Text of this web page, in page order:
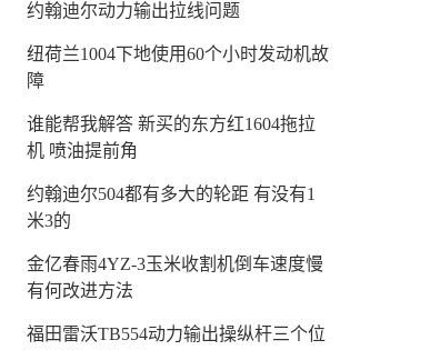
约翰迪尔动力输出拉线问题
纽荷兰1004下地使用60个小时发动机故
障
谁能帮我解答 新买的东方红1604拖拉
机 喷油提前角
约翰迪尔504都有多大的轮距 有没有1
米3的
金亿春雨4YZ-3玉米收割机倒车速度慢
有何改进方法
福田雷沃TB554动力输出操纵杆三个位